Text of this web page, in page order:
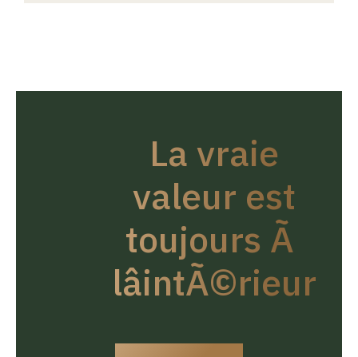
La vraie
valeur est
toujours Ã
lâintÃ©rieur